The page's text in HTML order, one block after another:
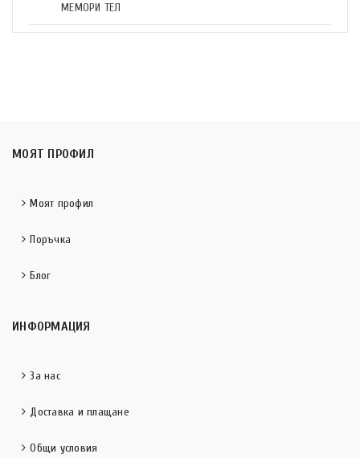
МЕМОРИ ТЕЛ
МОЯТ ПРОФИЛ
Моят профил
Поръчка
Блог
ИНФОРМАЦИЯ
За нас
Доставка и плащане
Общи условия